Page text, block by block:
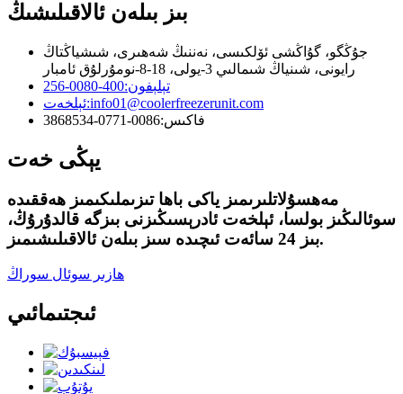
بىز بىلەن ئالاقىلىشىڭ
جۇڭگو، گۇاڭشى ئۆلكىسى، نەننىڭ شەھىرى، شىشياڭتاڭ
رايونى، شىنياڭ شىمالىي 3-يولى، 18-8-نومۇرلۇق ئامبار
تېلېفون:400-0080-256
ئېلخەت:info01@coolerfreezerunit.com
فاكىس:0086-0771-3868534
يېڭى خەت
مەھسۇلاتلىرىمىز ياكى باھا تىزىملىكىمىز ھەققىدە
سوئالىڭىز بولسا، ئېلخەت ئادرېسىڭىزنى بىزگە قالدۇرۇڭ،
بىز 24 سائەت ئىچىدە سىز بىلەن ئالاقىلىشىمىز.
ھازىر سوئال سوراڭ
ئىجتىمائىي